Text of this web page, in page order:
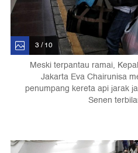
3 / 10
Meski terpantau ramai,
Jakarta Eva Chairunisa
penumpang kereta api jarak
Senen